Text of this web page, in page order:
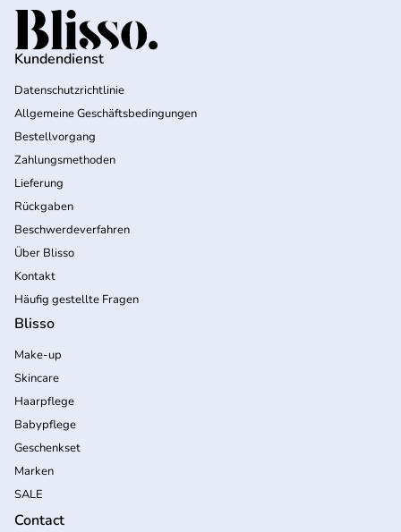
Startseite
Kundendienst
Datenschutzrichtlinie
Allgemeine Geschäftsbedingungen
Bestellvorgang
Zahlungsmethoden
Lieferung
Rückgaben
Beschwerdeverfahren
Über Blisso
Kontakt
Häufig gestellte Fragen
Blisso
Make-up
Skincare
Haarpflege
Babypflege
Geschenkset
Marken
SALE
Contact